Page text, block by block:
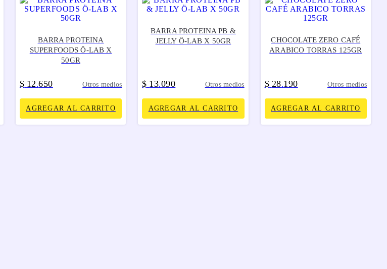
BARRA PROTEINA
SUPERFOODS Ö-LAB X
50GR
$ 12.650 Otros medios
AGREGAR AL CARRITO
BARRA PROTEINA PB &
JELLY Ö-LAB X 50GR
$ 13.090 Otros medios
AGREGAR AL CARRITO
CHOCOLATE ZERO CAFÉ
ARABICO TORRAS 125GR
$ 28.190 Otros medios
AGREGAR AL CARRITO